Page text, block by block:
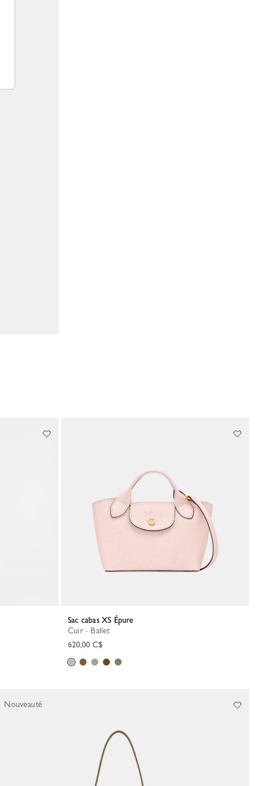
Sac cabas XS Épure
Cuir - Ballet
620,00 C$
Nouveauté